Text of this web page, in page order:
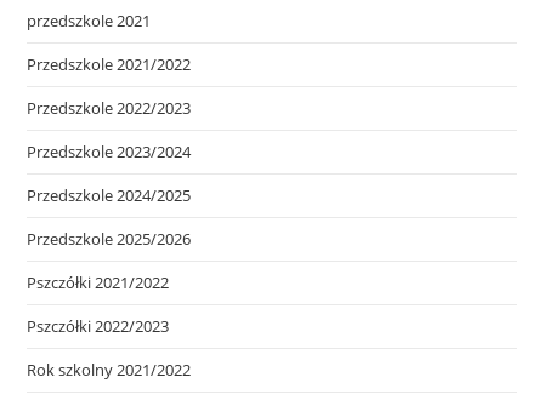
przedszkole 2021
Przedszkole 2021/2022
Przedszkole 2022/2023
Przedszkole 2023/2024
Przedszkole 2024/2025
Przedszkole 2025/2026
Pszczółki 2021/2022
Pszczółki 2022/2023
Rok szkolny 2021/2022